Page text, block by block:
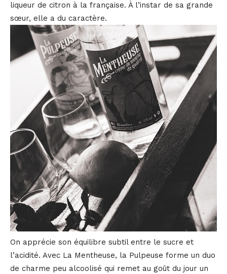
liqueur de citron à la française. À l’instar de sa grande
sœur, elle a du caractère.
On apprécie son équilibre subtil entre le sucre et
l’acidité. Avec La Mentheuse, la Pulpeuse forme un duo
de charme peu alcoolisé qui remet au goût du jour un